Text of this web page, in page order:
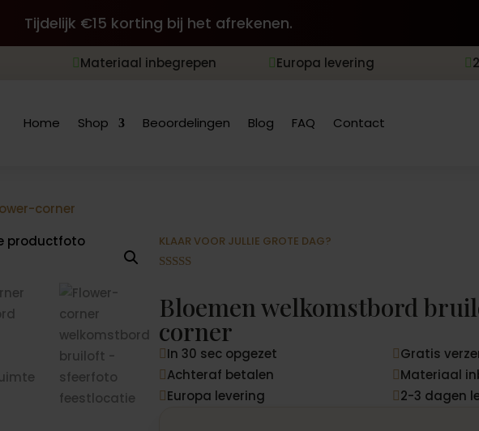
Tijdelijk €15 korting bij het afrekenen.
 Materiaal inbegrepen  Europa levering 
Home Shop Beoordelingen Blog FAQ Contact
corner
KLAAR VOOR JULLIE GROTE DAG?
gebaseerd
op
klantbeoord
elingen
Bloemen welkomstbord
corner
 In 30 sec opgezet  Gratis
 Achteraf betalen  Materiaal
 Europa levering  2-3 dagen